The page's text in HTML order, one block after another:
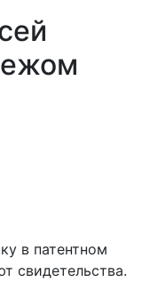
в патентном
свидетельства.